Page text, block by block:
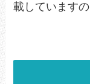
載しています